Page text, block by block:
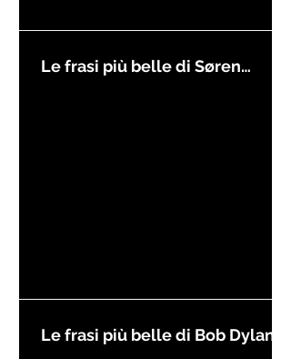
Le frasi più belle di Søren
Le frasi più belle di Bob Dylan